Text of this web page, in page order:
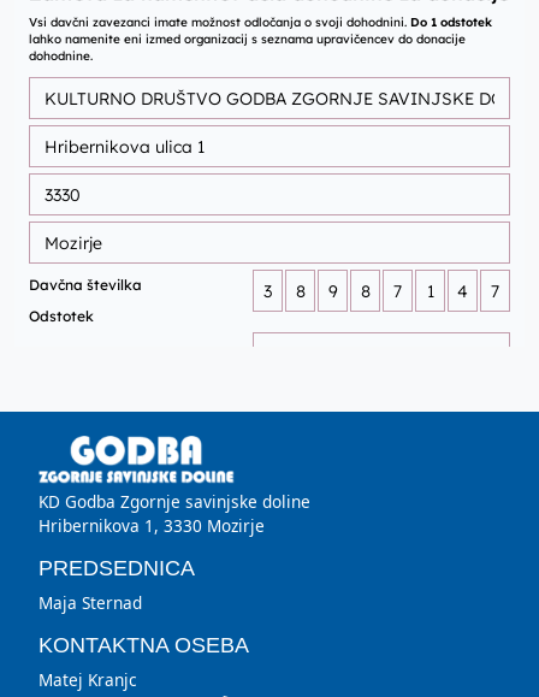
KD Godba Zgornje savinjske doline
Hribernikova 1, 3330 Mozirje
PREDSEDNICA
Maja Sternad
KONTAKTNA OSEBA
Matej Kranjc